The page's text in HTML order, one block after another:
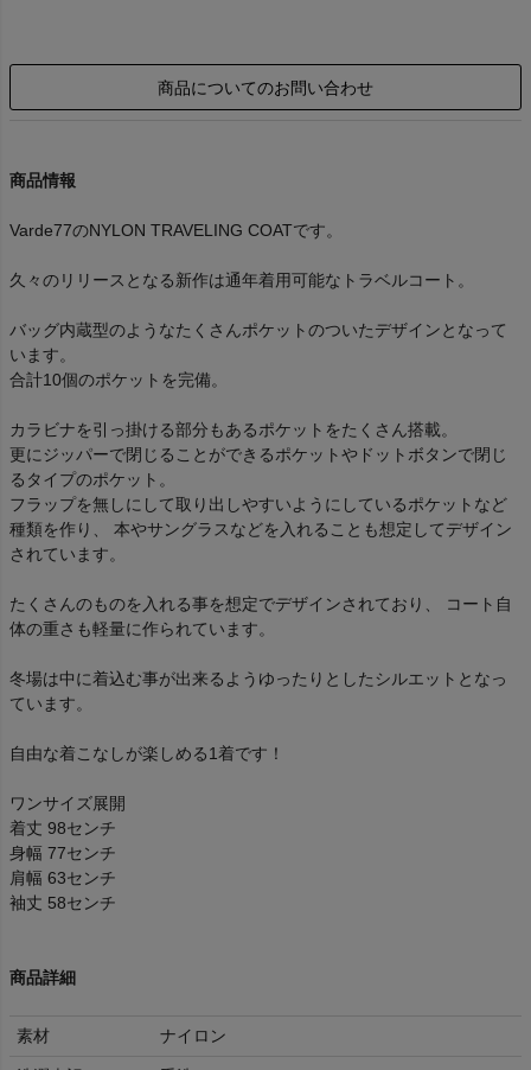
商品についてのお問い合わせ
商品情報
Varde77のNYLON TRAVELING COATです。
久々のリリースとなる新作は通年着用可能なトラベルコート。
バッグ内蔵型のようなたくさんポケットのついたデザインとなって
います。
合計10個のポケットを完備。
カラビナを引っ掛ける部分もあるポケットをたくさん搭載。
更にジッパーで閉じることができるポケットやドットボタンで閉じ
るタイプのポケット。
フラップを無しにして取り出しやすいようにしているポケットなど
種類を作り、 本やサングラスなどを入れることも想定してデザイン
されています。
たくさんのものを入れる事を想定でデザインされており、 コート自
体の重さも軽量に作られています。
冬場は中に着込む事が出来るようゆったりとしたシルエットとなっ
ています。
自由な着こなしが楽しめる1着です！
ワンサイズ展開
着丈 98センチ
身幅 77センチ
肩幅 63センチ
袖丈 58センチ
商品詳細
素材 ナイロン